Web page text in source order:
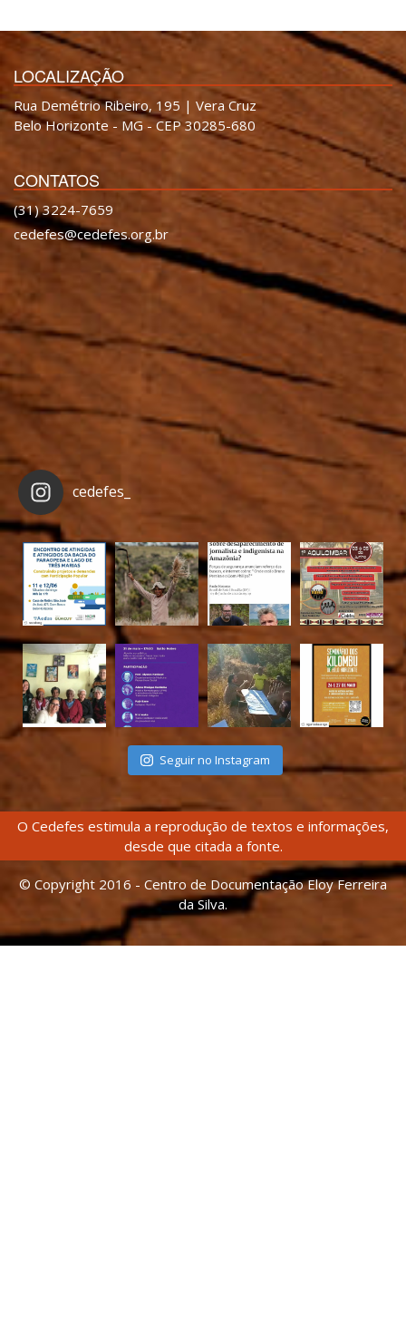
LOCALIZAÇÃO
Rua Demétrio Ribeiro, 195 | Vera Cruz
Belo Horizonte - MG - CEP 30285-680
CONTATOS
(31) 3224-7659
cedefes@cedefes.org.br
cedefes_
Seguir no Instagram
O Cedefes estimula a reprodução de textos e informações,
desde que citada a fonte.
© Copyright 2016 - Centro de Documentação Eloy Ferreira
da Silva.